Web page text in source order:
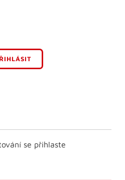
elektrické
se přihlaste